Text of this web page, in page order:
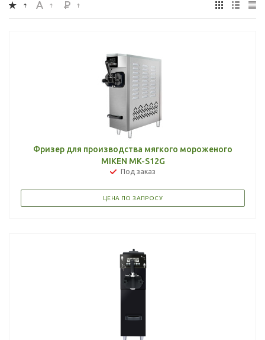
Фризер для производства мягкого мороженого
MIKEN MK-S12G
Под заказ
ЦЕНА ПО ЗАПРОСУ